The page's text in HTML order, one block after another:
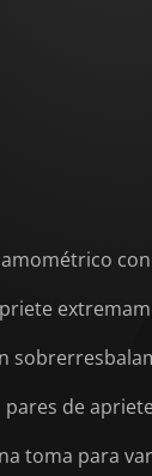
de
toma para